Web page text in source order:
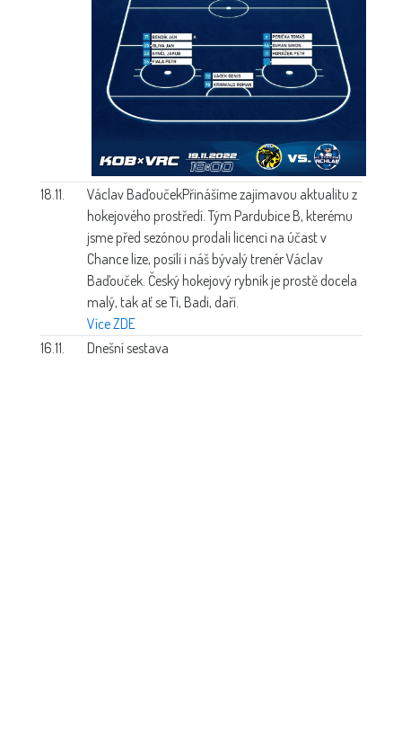
18.11. Václav BaďoučekPřinášíme zajímavou aktualitu z
hokejového prostředí. Tým Pardubice B, kterému
jsme před sezónou prodali licenci na účast v
Chance lize, posílí i náš bývalý trenér Václav
Baďouček. Český hokejový rybník je prostě docela
malý, tak ať se Ti, Badi, daří.
Více ZDE
16.11.
Dnešní sestava